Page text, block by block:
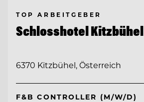
TOP ARBEITGEBER
Schlosshotel Kitzbühel
6370 Kitzbühel, Österreich
F&B CONTROLLER (M/W/D)